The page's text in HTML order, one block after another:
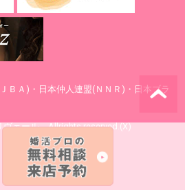
ＢＡ)・日本仲人連盟(ＮＮＲ)・日本ブラ
ヴェール Allrights reserved.(X)